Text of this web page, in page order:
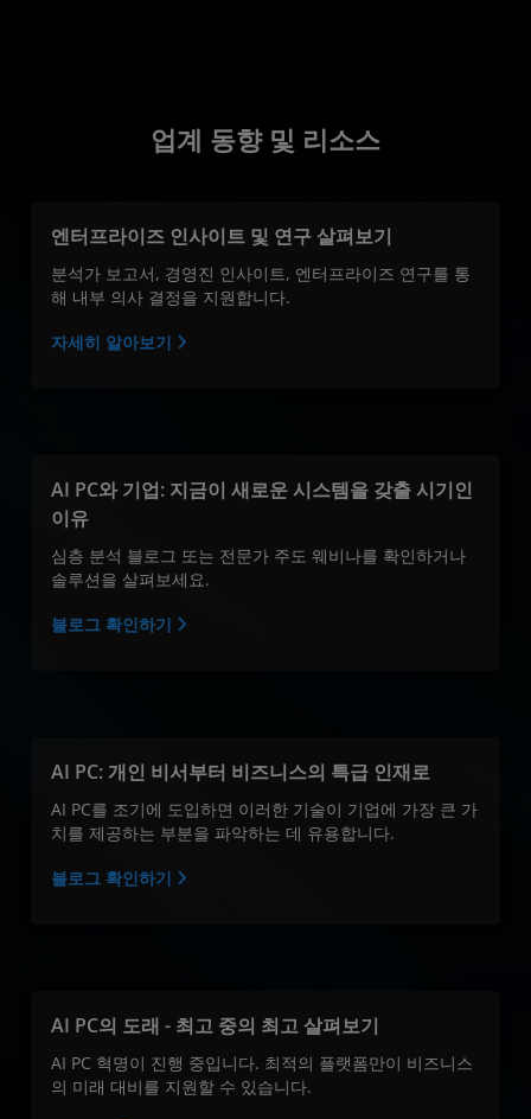
업계 동향 및 리소스
엔터프라이즈 인사이트 및 연구 살펴보기
분석가 보고서, 경영진 인사이트, 엔터프라이즈 연구를 통
해 내부 의사 결정을 지원합니다.
자세히 알아보기
AI PC와 기업: 지금이 새로운 시스템을 갖출 시기인
이유
심층 분석 블로그 또는 전문가 주도 웨비나를 확인하거나
솔루션을 살펴보세요.
블로그 확인하기
AI PC: 개인 비서부터 비즈니스의 특급 인재로
AI PC를 조기에 도입하면 이러한 기술이 기업에 가장 큰 가
치를 제공하는 부분을 파악하는 데 유용합니다.
블로그 확인하기
AI PC의 도래 - 최고 중의 최고 살펴보기
AI PC 혁명이 진행 중입니다. 최적의 플랫폼만이 비즈니스
의 미래 대비를 지원할 수 있습니다.